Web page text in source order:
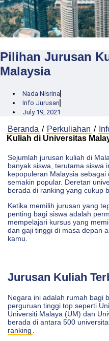
Pilihan Jurusan
Malaysia
Nada Nisrina
Info Jurusan
July 19, 2021
Beranda / Perkuliahan /
Kuliah di Universitas
Sejumlah jurusan kuliah di
banyak siswa, terutama siswa
kepopuleran Malaysia
semakin popular. Deretan
berada di ranking yang cukup
Ketika memilih jurusan yang
penting bagi siswa adalah
mempelajari kursus yang
dan gaji tinggi di masa depan
kamu.
Jurusan Kuliah
Negara ini adalah rumah bagi
perguruan tinggi top seperti
Universiti Malaya (UM) dan
berada di antara 500
ranking